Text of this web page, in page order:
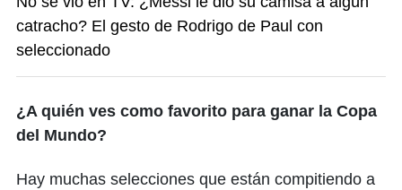
catracho? El gesto de Rodrigo de Paul con
seleccionado
¿A quién ves como favorito para ganar la Copa
del Mundo?​​
Hay muchas selecciones que están compitiendo a